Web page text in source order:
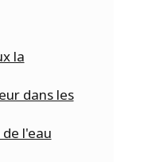
la
dans les
l'eau